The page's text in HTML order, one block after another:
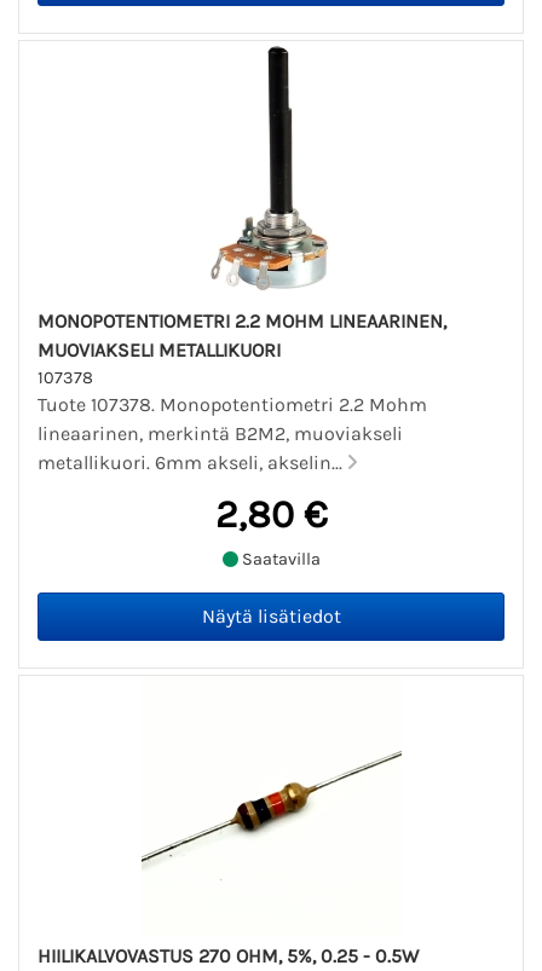
MONOPOTENTIOMETRI 2.2 MOHM LINEAARINEN,
MUOVIAKSELI METALLIKUORI
107378
Tuote 107378. Monopotentiometri 2.2 Mohm
lineaarinen, merkintä B2M2, muoviakseli
metallikuori. 6mm akseli, akselin...
2,80 €
Saatavilla
HIILIKALVOVASTUS 270 OHM, 5%, 0.25 - 0.5W